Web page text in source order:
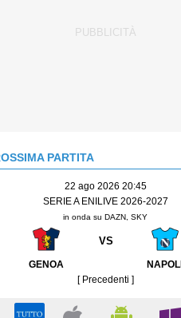
PARTITA
22 ago 2026 20:45
SERIE A ENILIVE 2026-2027
in onda su DAZN, SKY
VS
GENOA
NAPOLI
[ Precedenti ]